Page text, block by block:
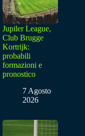
Jupiler League,
Club Brugge
Kortrijk:
probabili
formazioni e
pronostico
7 Agosto
2026